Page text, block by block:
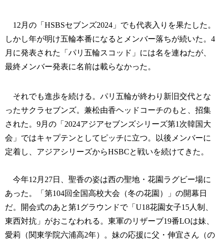
12月の「HSBSセブンズ2024」でも代表入りを果たした。
しかし年が明け五輪本番になるとメンバー落ちが続いた。4
月に発表された「パリ五輪スコッド」には名を連ねたが、
最終メンバー発表に名前は載らなかった。
それでも進歩を続ける。パリ五輪が終わり新旧交代とな
ったサクラセブンズ。兼松由香ヘッドコーチのもと、招集
された。9月の「2024アジアセブンズシリーズ第1次韓国大
会」ではキャプテンとしてピッチに立つ。以後メンバーに
定着し、アジアシリーズからHSBCと戦いを続けてきた。
今年12月27日、聖香の姿は西の聖地・花園ラグビー場に
あった。「第104回全国高校大会（冬の花園）」の開幕日
だ。開会式のあと第1グラウンドで「U18花園女子15人制、
東西対抗」がおこなわれる。東軍のリザーブ19番LOは妹、
愛莉（関東学院六浦高2年）。妹の応援に父・伸宜さん（の